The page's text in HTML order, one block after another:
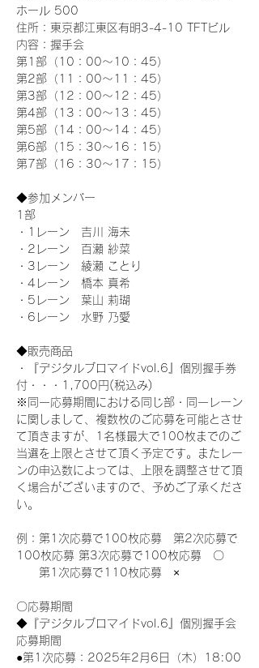
ホール 500
住所：東京都江東区有明3-4-10 TFTビル
内容：握手会
第1部（10：00～10：45）
第2部（11：00～11：45）
第3部（12：00～12：45）
第4部（13：00～13：45）
第5部（14：00～14：45）
第6部（15：30～16：15）
第7部（16：30～17：15）
◆参加メンバー
1部
・1レーン　吉川 海未
・2レーン　百瀬 紗菜
・3レーン　綾瀬 ことり
・4レーン　橋本 真希
・5レーン　葉山 莉瑚
・6レーン　水野 乃愛
◆販売商品
・『デジタルブロマイドvol.6』個別握手券
付・・・1,700円(税込み)
※同一応募期間における同じ部・同一レーン
に関しまして、複数枚のご応募を可能とさせ
て頂きますが、1名様最大で100枚までのご
当選を上限とさせて頂く予定です。またレー
ンの申込数によっては、上限を調整させて頂
く場合がございますので、予めご了承くださ
い。
例：第1次応募で100枚応募　第2次応募で
100枚応募 第3次応募で100枚応募　〇
第1次応募で110枚応募　×
〇応募期間
◆『デジタルブロマイドvol.6』個別握手会
応募期間
●第1次応募：2025年2月6日（木）18:00